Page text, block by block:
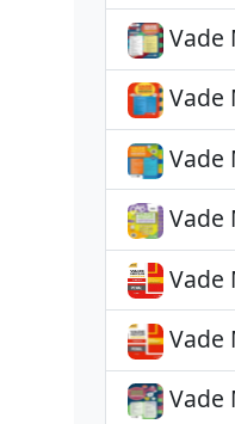
Vade
Vade
Vade
Vade
Vade
Vade
Vade